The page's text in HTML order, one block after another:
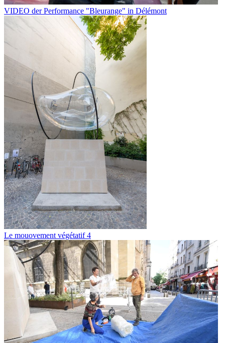
VIDEO der Performance "Bleurange" in Délémont
Le mouovement végétatif 4